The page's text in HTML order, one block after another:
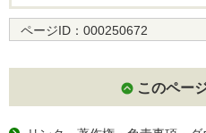
ページID： 000250672
このペー